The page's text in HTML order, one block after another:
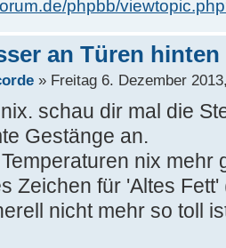
phpbb/
an Türen hinten
» Freitag 6. Dezember
schau dir mal die
Gestänge an.
nix mehr
Zeichen für 'Altes
nicht mehr so toll